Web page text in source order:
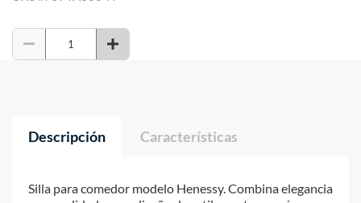
Descripción Características
Silla para comedor modelo Henessy. Combina elegancia